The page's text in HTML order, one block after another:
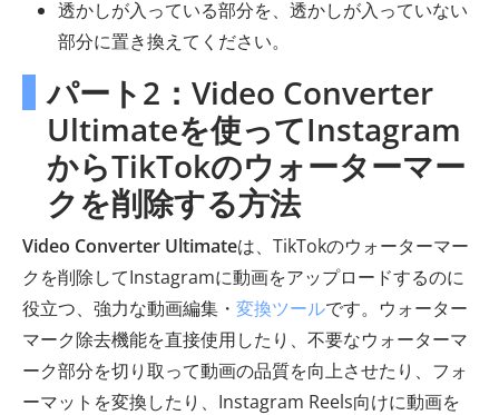
透かしが入っている部分を、透かしが入っていない
部分に置き換えてください。
パート2：Video Converter
Ultimateを使ってInstagram
からTikTokのウォーターマー
クを削除する方法
Video Converter Ultimateは、TikTokのウォーターマー
クを削除してInstagramに動画をアップロードするのに
役立つ、強力な動画編集・ 変換ツールです。ウォーター
マーク除去機能を直接使用したり、不要なウォーターマ
ーク部分を切り取って動画の品質を向上させたり、フォ
ーマットを変換したり、Instagram Reels向けに動画を